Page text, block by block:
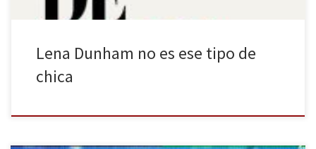
Lena Dunham no es ese tipo de
chica